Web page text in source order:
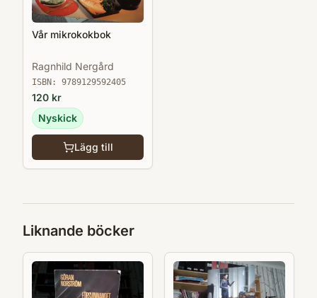
Vår mikrokokbok
Ragnhild Nergård
ISBN: 9789129592405
120 kr
Nyskick
Lägg till
Liknande böcker